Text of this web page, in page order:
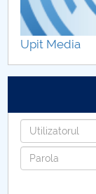
Upit Media
Utilizatorul
Parola